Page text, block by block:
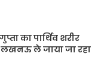
का पार्थिव शरीर
ले जाया जा रहा